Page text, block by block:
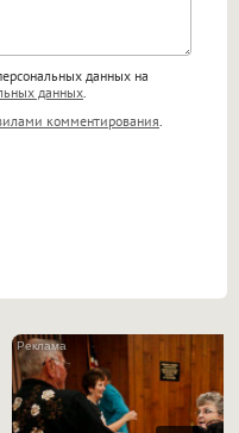
<s>, <big>,
<ul>, <ol>, <li>,
HTML,
будет
данных на
данных.
комментирования.